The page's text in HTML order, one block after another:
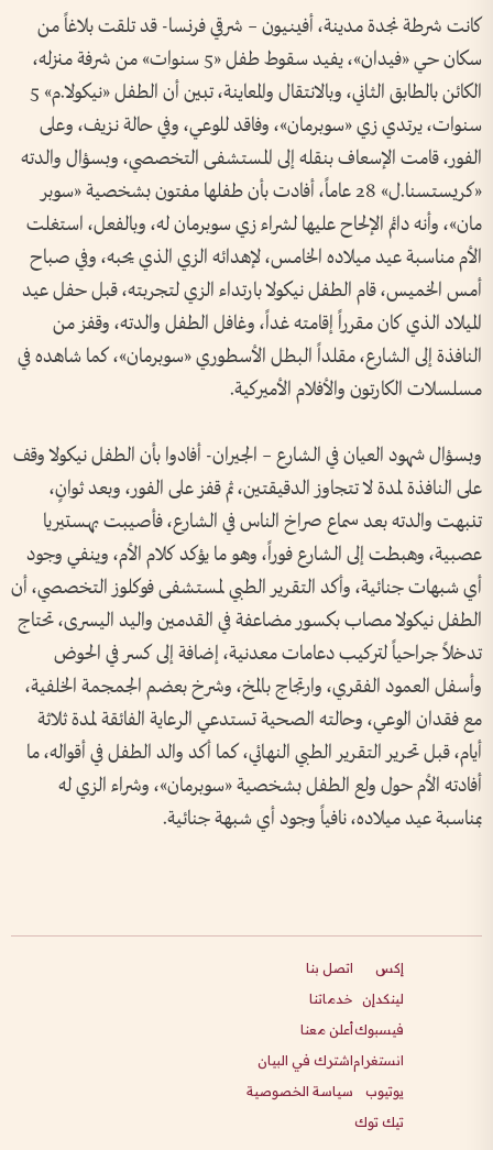
كانت شرطة نجدة مدينة، أفينيون – شرقي فرنسا- قد تلقت بلاغاً من
سكان حي «فيدان»، يفيد سقوط طفل «5 سنوات» من شرفة منزله،
الكائن بالطابق الثاني، وبالانتقال والمعاينة، تبين أن الطفل «نيكولا.م» 5
سنوات، يرتدي زي «سوبرمان»، وفاقد للوعي، وفي حالة نزيف، وعلى
الفور، قامت الإسعاف بنقله إلى المستشفى التخصصي، وبسؤال والدته
«كريستسنا.ل» 28 عاماً، أفادت بأن طفلها مفتون بشخصية «سوبر
مان»، وأنه دائم الإلحاح عليها لشراء زي سوبرمان له، وبالفعل، استغلت
الأم مناسبة عيد ميلاده الخامس، لإهدائه الزي الذي يحبه، وفي صباح
أمس الخميس، قام الطفل نيكولا بارتداء الزي لتجربته، قبل حفل عيد
الميلاد الذي كان مقرراً إقامته غداً، وغافل الطفل والدته، وقفز من
النافذة إلى الشارع، مقلداً البطل الأسطوري «سوبرمان»، كما شاهده في
مسلسلات الكارتون والأفلام الأميركية.
وبسؤال شهود العيان في الشارع – الجيران- أفادوا بأن الطفل نيكولا وقف
على النافذة لمدة لا تتجاوز الدقيقتين، ثم قفز على الفور، وبعد ثوانٍ،
تنبهت والدته بعد سماع صراخ الناس في الشارع، فأصيبت بهستيريا
عصبية، وهبطت إلى الشارع فوراً، وهو ما يؤكد كلام الأم، وينفي وجود
أي شبهات جنائية، وأكد التقرير الطبي لمستشفى فوكلوز التخصصي، أن
الطفل نيكولا مصاب بكسور مضاعفة في القدمين واليد اليسرى، تحتاج
تدخلاً جراحياً لتركيب دعامات معدنية، إضافة إلى كسر في الحوض
وأسفل العمود الفقري، وارتجاج بالمخ، وشرخ بعضم الجمجمة الخلفية،
مع فقدان الوعي، وحالته الصحية تستدعي الرعاية الفائقة لمدة ثلاثة
أيام، قبل تحرير التقرير الطبي النهائي، كما أكد والد الطفل في أقواله، ما
أفادته الأم حول ولع الطفل بشخصية «سوبرمان»، وشراء الزي له
بمناسبة عيد ميلاده، نافياً وجود أي شبهة جنائية.
إكس
لينكدإن
فيسبوك
انستغرام
يوتيوب
تيك توك
اتصل بنا
خدماتنا
أعلن معنا
اشترك في البيان
سياسة الخصوصية